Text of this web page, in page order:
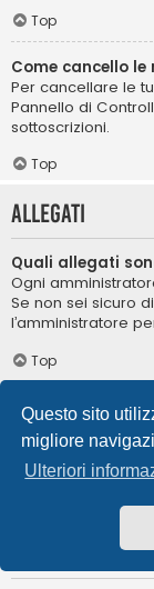
Questo sito
migliore
Ulteriori
Top
Come cancello
Per cancellare le
Pannello di
sottoscrizioni.
Top
Allegati
Quali allegati
Ogni
Se non sei sicuro
l’amministratore
Top
Come posso
Per trovare la
Pannello di
degli allegati.
Informazioni